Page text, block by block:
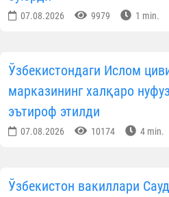
07.08.2026 9979 1 min.
Ўзбекистондаги Ислом
марказининг халқаро
эътироф этилди
07.08.2026 10174 4 min.
Ўзбекистон вакиллари